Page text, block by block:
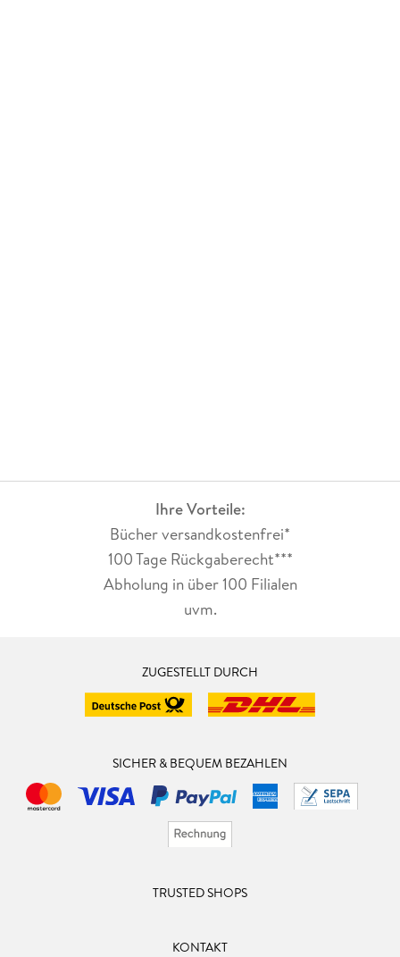
Ihre Vorteile:
Bücher versandkostenfrei*
100 Tage Rückgaberecht***
Abholung in über 100 Filialen
uvm.
ZUGESTELLT DURCH
SICHER & BEQUEM BEZAHLEN
TRUSTED SHOPS
KONTAKT